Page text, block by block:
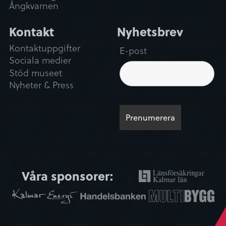
Ångkvarnen
Kontakt
Kontaktuppgifter
Sociala medier
Stöd museet
Nyheter & Press
Nyhetsbrev
E-post
Våra sponsorer: